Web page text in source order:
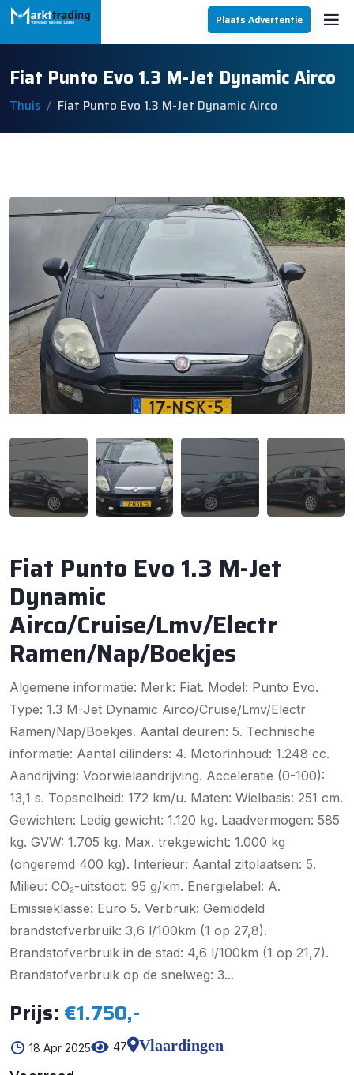
Plaats Advertentie
Fiat Punto Evo 1.3 M-Jet Dynamic Airco
Thuis Fiat Punto Evo 1.3 M-Jet Dynamic Airco
Fiat Punto Evo 1.3 M-Jet
Dynamic
Airco/Cruise/Lmv/Electr
Ramen/Nap/Boekjes
Algemene informatie: Merk: Fiat. Model: Punto Evo.
Type: 1.3 M-Jet Dynamic Airco/Cruise/Lmv/Electr
Ramen/Nap/Boekjes. Aantal deuren: 5. Technische
informatie: Aantal cilinders: 4. Motorinhoud: 1.248 cc.
Aandrijving: Voorwielaandrijving. Acceleratie (0-100):
13,1 s. Topsnelheid: 172 km/u. Maten: Wielbasis: 251 cm.
Gewichten: Ledig gewicht: 1.120 kg. Laadvermogen: 585
kg. GVW: 1.705 kg. Max. trekgewicht: 1.000 kg
(ongeremd 400 kg). Interieur: Aantal zitplaatsen: 5.
Milieu: CO₂-uitstoot: 95 g/km. Energielabel: A.
Emissieklasse: Euro 5. Verbruik: Gemiddeld
brandstofverbruik: 3,6 l/100km (1 op 27,8).
Brandstofverbruik in de stad: 4,6 l/100km (1 op 21,7).
Brandstofverbruik op de snelweg: 3...
Prijs: €1.750,-
18 Apr 2025 47
Vlaardingen